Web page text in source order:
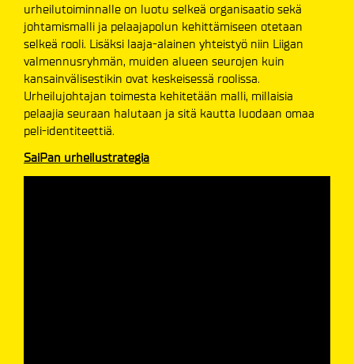
urheilutoiminnalle on luotu selkeä organisaatio sekä
johtamismalli ja pelaajapolun kehittämiseen otetaan
selkeä rooli. Lisäksi laaja-alainen yhteistyö niin Liigan
valmennusryhmän, muiden alueen seurojen kuin
kansainvälisestikin ovat keskeisessä roolissa.
Urheilujohtajan toimesta kehitetään malli, millaisia
pelaajia seuraan halutaan ja sitä kautta luodaan omaa
peli-identiteettiä.
SaiPan urheilustrategia